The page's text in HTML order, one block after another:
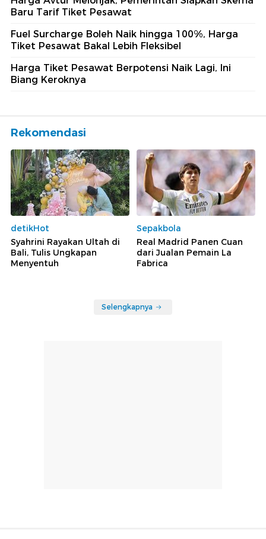
Baru Tarif Tiket Pesawat
Fuel Surcharge Boleh Naik hingga 100%, Harga
Tiket Pesawat Bakal Lebih Fleksibel
Harga Tiket Pesawat Berpotensi Naik Lagi, Ini
Biang Keroknya
Rekomendasi
detikHot
Syahrini Rayakan Ultah di
Bali, Tulis Ungkapan
Menyentuh
Sepakbola
Real Madrid Panen Cuan
dari Jualan Pemain La
Fabrica
Selengkapnya